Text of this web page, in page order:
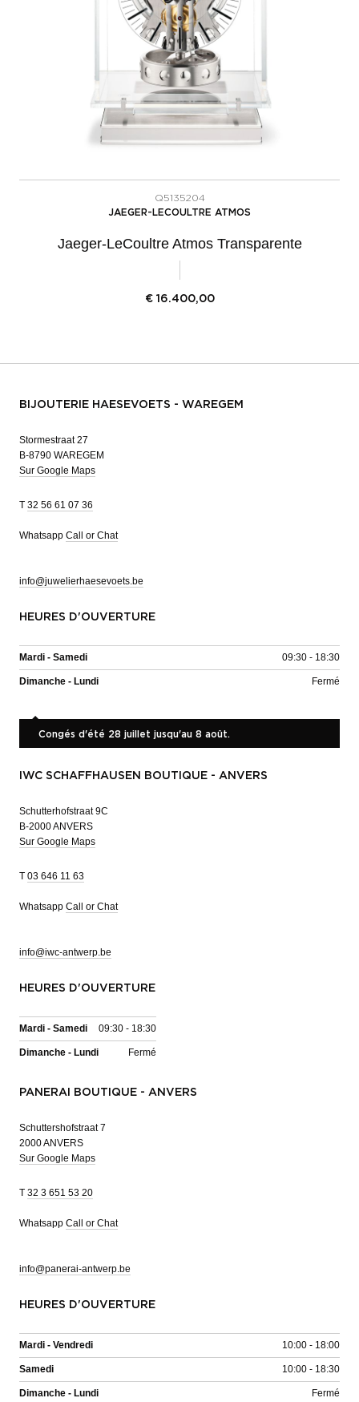
Q5135204
JAEGER-LECOULTRE ATMOS
Jaeger-LeCoultre Atmos Transparente
€ 16.400,00
BIJOUTERIE HAESEVOETS - WAREGEM
Stormestraat 27
B-8790 WAREGEM
Sur Google Maps
T 32 56 61 07 36
Whatsapp Call or Chat
info@juwelierhaesevoets.be
HEURES D'OUVERTURE
Mardi - Samedi 09:30 - 18:30
Dimanche - Lundi Fermé
Congés d'été 28 juillet jusqu'au 8 août.
IWC SCHAFFHAUSEN BOUTIQUE - ANVERS
Schutterhofstraat 9C
B-2000 ANVERS
Sur Google Maps
T 03 646 11 63
Whatsapp Call or Chat
info@iwc-antwerp.be
HEURES D'OUVERTURE
Mardi - Samedi 09:30 - 18:30
Dimanche - Lundi Fermé
PANERAI BOUTIQUE - ANVERS
Schuttershofstraat 7
2000 ANVERS
Sur Google Maps
T 32 3 651 53 20
Whatsapp Call or Chat
info@panerai-antwerp.be
HEURES D'OUVERTURE
Mardi - Vendredi 10:00 - 18:00
Samedi 10:00 - 18:30
Dimanche - Lundi Fermé